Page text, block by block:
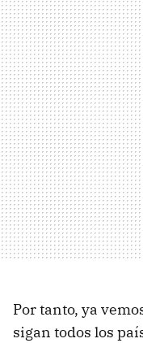
Por tanto, ya
sigan todos los